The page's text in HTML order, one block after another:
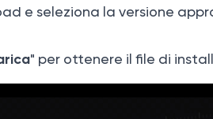
e seleziona la versione
" per ottenere il file di